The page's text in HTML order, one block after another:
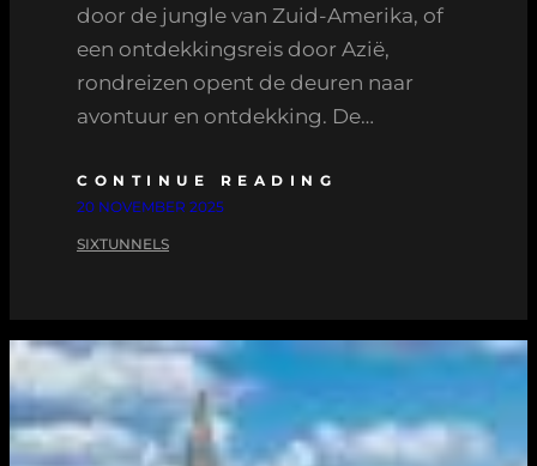
door de jungle van Zuid-Amerika, of
een ontdekkingsreis door Azië,
rondreizen opent de deuren naar
avontuur en ontdekking. De…
CONTINUE READING
20 NOVEMBER 2025
SIXTUNNELS